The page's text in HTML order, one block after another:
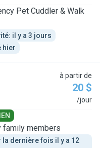
Pet Cuddler & Walk
il y a 3 jours
hier
à partir de
20 $
/jour
family members
la dernière fois il y a 12